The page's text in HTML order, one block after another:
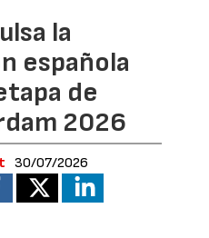
la
española
de
2026
30/07/2026